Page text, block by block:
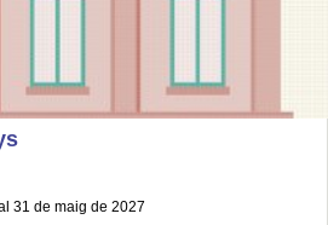
31 de maig de 2027